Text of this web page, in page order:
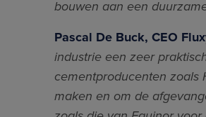
bouwen aan een
Pascal De Buck, CEO
industrie een zeer
cementproducenten zoals
maken en om de